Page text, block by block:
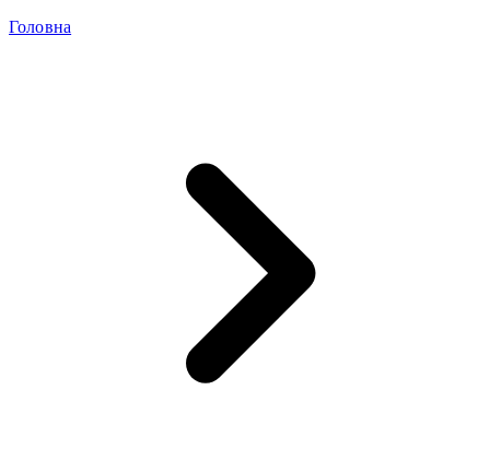
Головна